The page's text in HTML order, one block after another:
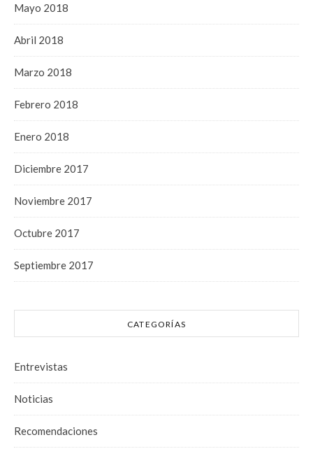
Mayo 2018
Abril 2018
Marzo 2018
Febrero 2018
Enero 2018
Diciembre 2017
Noviembre 2017
Octubre 2017
Septiembre 2017
CATEGORÍAS
Entrevistas
Noticias
Recomendaciones